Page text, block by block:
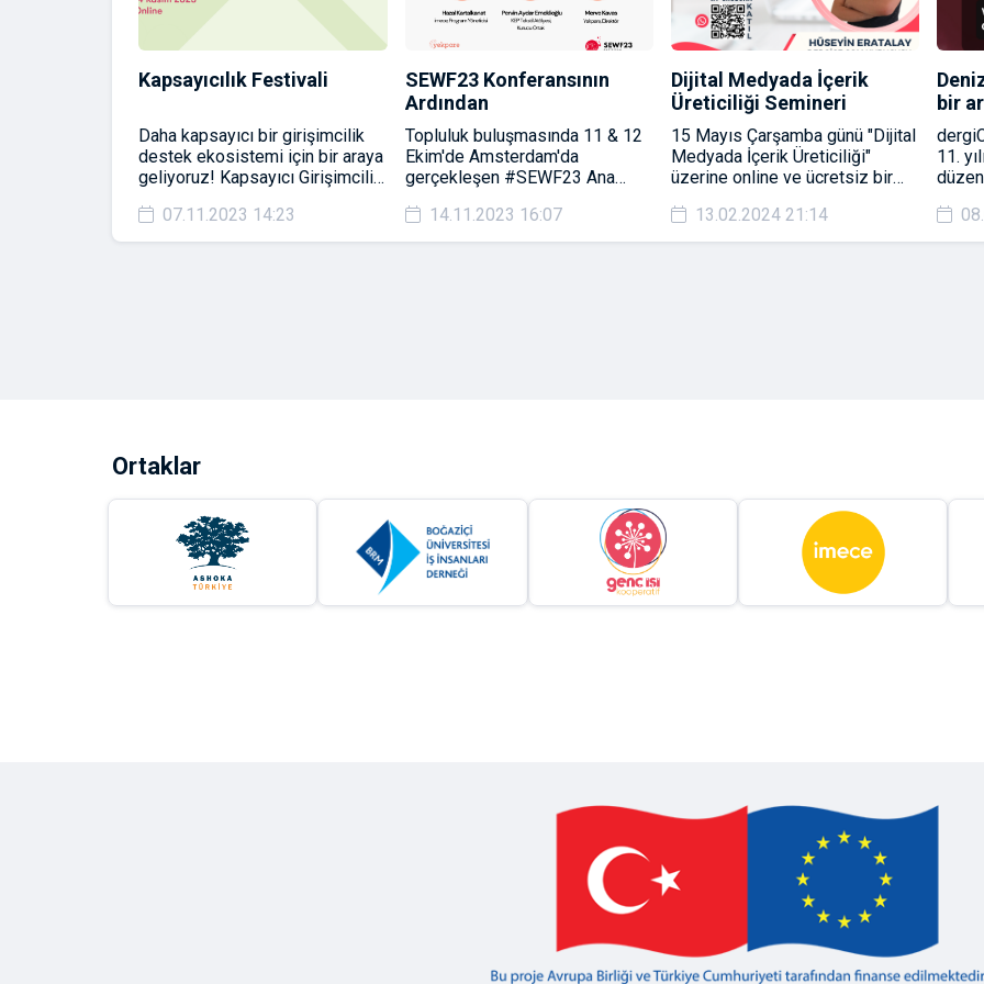
Kapsayıcılık Festivali
Daha kapsayıcı bir girişimcilik
destek ekosistemi için bir araya
geliyoruz! Kapsayıcı Girişimcilik
07.11.2023 14:23
SEWF23 Konferansının
Ardından
Topluluk buluşmasında 11 & 12
Ekim'de Amsterdam'da
gerçekleşen #SEWF23 Ana
konuları, öğrenimlerimizi ve
sosyal girişimcilik alanında
14.11.2023 16:07
Dijital Medyada İçerik
Üreticiliği Semineri
15 Mayıs Çarşamba günü "Dijital
Medyada İçerik Üreticiliği"
üzerine online ve ücretsiz bir
davetlimizsiniz.
13.02.2024 21:14
bir
11.
Ortaklar